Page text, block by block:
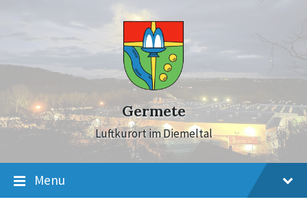
Germete
Luftkurort im Diemeltal
Menu